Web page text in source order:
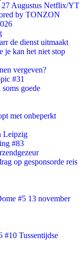
Augustus Netflix/YT
by TONZON
de dienst uitmaakt
je kan het niet stop
vergeven?
#31
goede
met onbeperkt
Leipzig
#83
op gesponsorde reis
#5 13 november
Tussentijdse